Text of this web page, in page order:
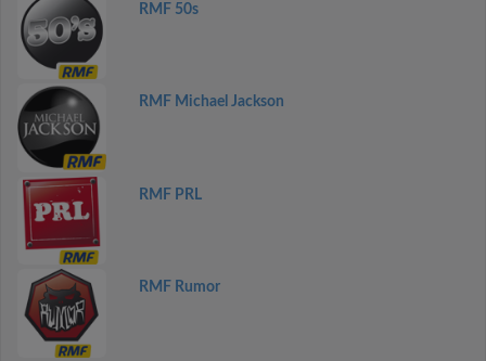
RMF 50s
RMF Michael Jackson
RMF PRL
RMF Rumor